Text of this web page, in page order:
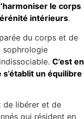
le corps
intérieurs.
du corps et de
sophrologie
C’est en
un équilibre
de libérer et de
qui résident en